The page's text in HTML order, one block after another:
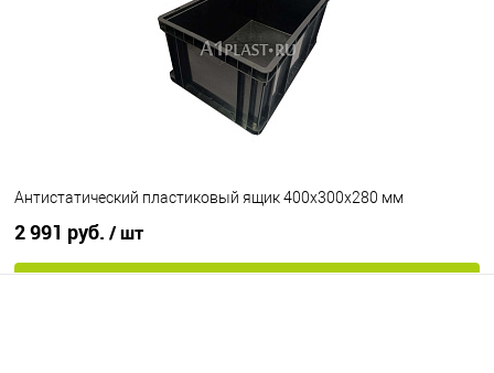
Антистатический пластиковый ящик 400х300х280 мм
2 991 руб. / шт